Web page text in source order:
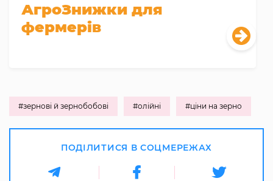
АгроЗнижки для
фермерів
#зернові й зернобобові #олійні #ціни на зерно
ПОДІЛИТИСЯ В СОЦМЕРЕЖАХ